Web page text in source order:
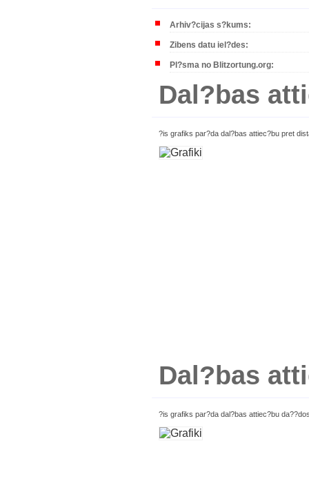
Arhiv?cijas s?kums:
Zibens datu iel?des:
Pl?sma no Blitzortung.org:
Dal?bas
?is grafiks par?da dal?bas attiec?bu pret
Dal?bas
?is grafiks par?da dal?bas attiec?bu